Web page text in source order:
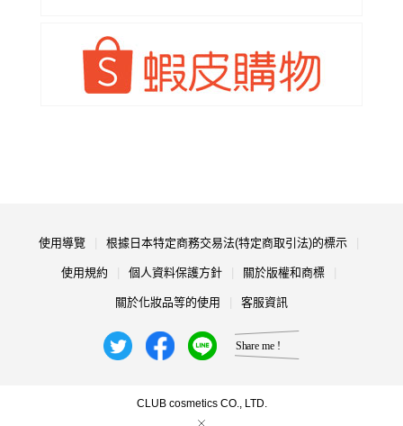
使用導覽 根據日本特定商務交易法(特定商取引法)的標示
使用規約 個人資料保護方針 關於版權和商標
關於化妝品等的使用 客服資訊
CLUB cosmetics CO., LTD.